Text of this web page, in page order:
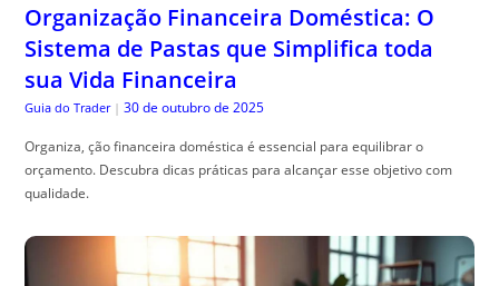
Organização Financeira Doméstica: O
Sistema de Pastas que Simplifica toda
sua Vida Financeira
Guia do Trader | 30 de outubro de 2025
Organiza, ção financeira doméstica é essencial para equilibrar o
orçamento. Descubra dicas práticas para alcançar esse objetivo com
qualidade.